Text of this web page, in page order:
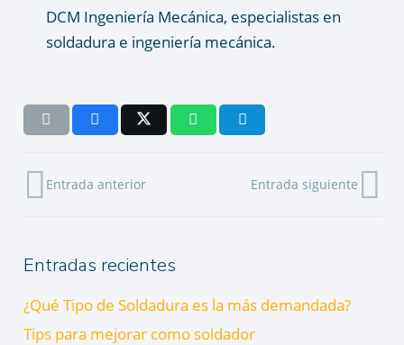
DCM Ingeniería Mecánica, especialistas en
soldadura e ingeniería mecánica.
Entrada anterior Entrada siguiente
Entradas recientes
¿Qué Tipo de Soldadura es la más demandada?
Tips para mejorar como soldador